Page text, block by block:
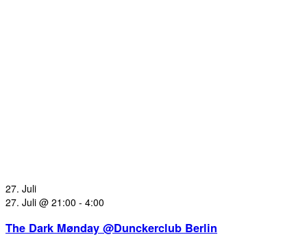
27. Juli
27. Juli @ 21:00 - 4:00
The Dark Mønday @Dunckerclub Berlin